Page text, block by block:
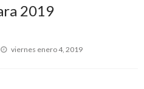
2019
Publicado
viernes enero 4, 2019